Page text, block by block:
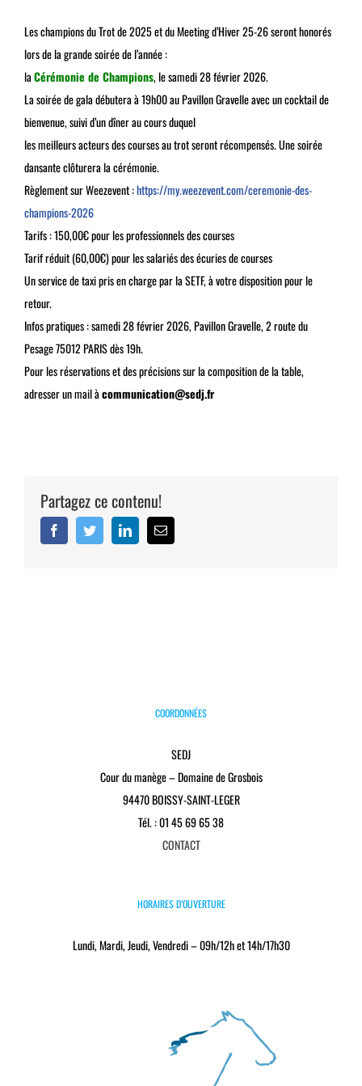
Les champions du Trot de 2025 et du Meeting d’Hiver 25-26 seront honorés
lors de la grande soirée de l’année :
laCérémonie de Champions, le samedi 28 février 2026.
La soirée de gala débutera à 19h00 au Pavillon Gravelle avec un cocktail de
bienvenue, suivi d’un dîner au cours duquel
les meilleurs acteurs des courses au trot seront récompensés. Une soirée
dansante clôturera la cérémonie.
Règlement sur Weezevent :https://my.weezevent.com/ceremonie-des-
champions-2026
Tarifs : 150,00€ pour les professionnels des courses
Tarif réduit (60,00€) pour les salariés des écuries de courses
Un service de taxi pris en charge par la SETF, à votre disposition pour le
retour.
Infos pratiques : samedi 28 février 2026, Pavillon Gravelle, 2 route du
Pesage 75012 PARIS dès 19h.
Pour les réservations et des précisions sur la composition de la table,
adresser un mail àcommunication@sedj.fr
Partagez ce contenu!
FacebookTwitterLinkedinEmail
COORDONNÉES
SEDJ
Cour du manège – Domaine de Grosbois
94470 BOISSY-SAINT-LEGER
Tél. : 01 45 69 65 38
CONTACT
HORAIRES D’OUVERTURE
Lundi, Mardi, Jeudi, Vendredi – 09h/12h et 14h/17h30